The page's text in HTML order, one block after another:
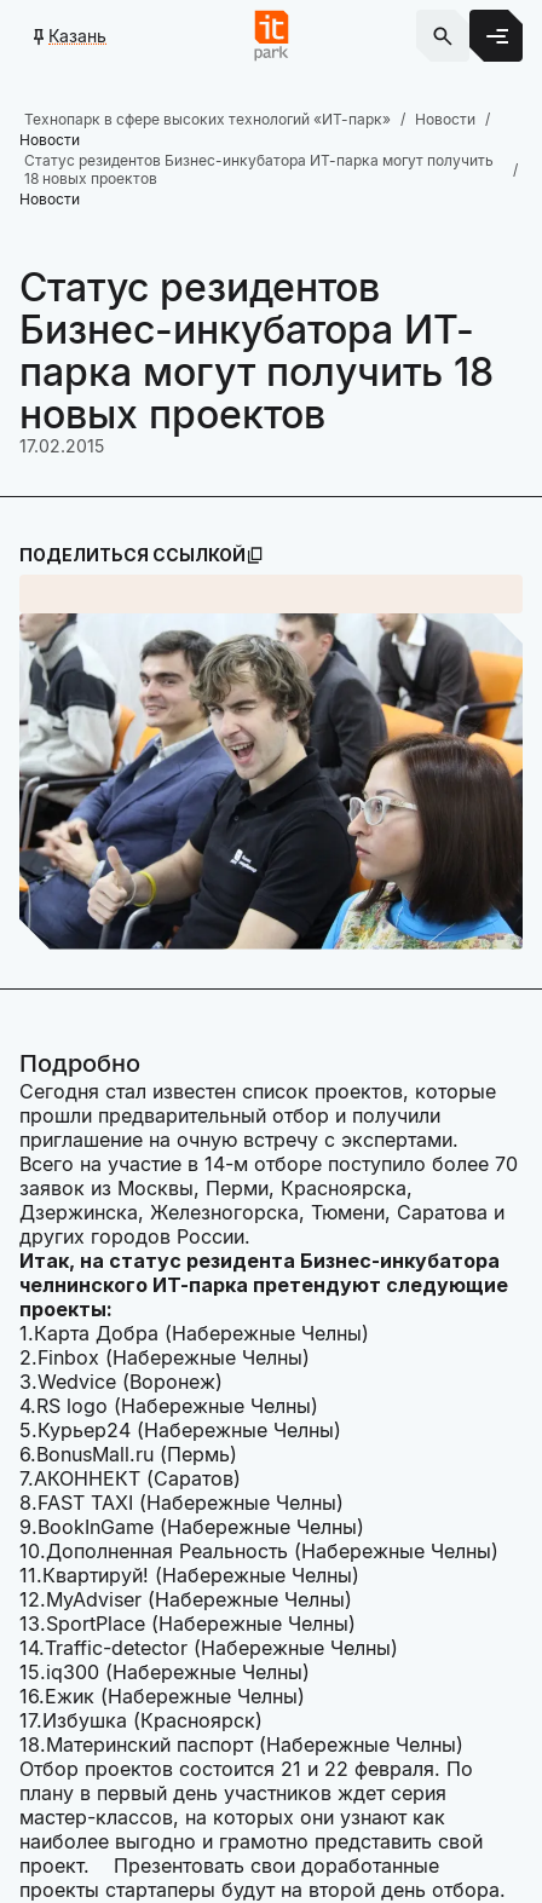
Казань
Технопарк в сфере высоких технологий «ИТ-парк»
Новости
Новости
Статус резидентов Бизнес-инкубатора ИТ-парка могут получить
18 новых проектов
Новости
Статус резидентов
Бизнес-инкубатора ИТ-
парка могут получить 18
новых проектов
17.02.2015
ПОДЕЛИТЬСЯ ССЫЛКОЙ
Подробно
Сегодня стал известен список проектов, которые
прошли предварительный отбор и получили
приглашение на очную встречу с экспертами.
Всего на участие в 14-м отборе поступило более 70
заявок из Москвы, Перми, Красноярска,
Дзержинска, Железногорска, Тюмени, Саратова и
других городов России.
Итак, на статус резидента Бизнес-инкубатора
челнинского ИТ-парка претендуют следующие
проекты:
Карта Добра (Набережные Челны)
Finbox (Набережные Челны)
Wedvice (Воронеж)
RS logo (Набережные Челны)
Курьер24 (Набережные Челны)
BonusMall.ru (Пермь)
АКОННЕКТ (Саратов)
FAST TAXI (Набережные Челны)
BookInGame (Набережные Челны)
Дополненная Реальность (Набережные Челны)
Квартируй! (Набережные Челны)
MyAdviser (Набережные Челны)
SportPlace (Набережные Челны)
Traffic-detector (Набережные Челны)
iq300 (Набережные Челны)
Ежик (Набережные Челны)
Избушка (Красноярск)
Материнский паспорт (Набережные Челны)
Отбор проектов состоится 21 и 22 февраля. По
плану в первый день участников ждет серия
мастер-классов, на которых они узнают как
наиболее выгодно и грамотно представить свой
проект. Презентовать свои доработанные
проекты стартаперы будут на второй день отбора.